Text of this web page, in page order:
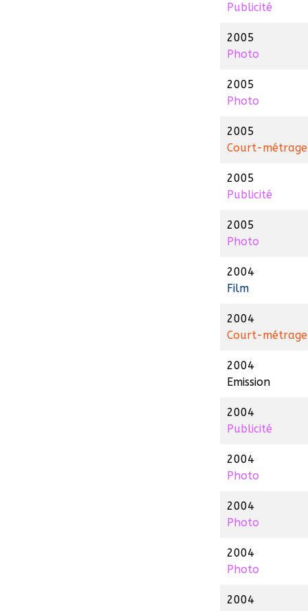
Publicité
2005
Photo
2005
Photo
2005
Court-métrage
2005
Publicité
2005
Photo
2004
Film
2004
Court-métrage
2004
Emission
2004
Publicité
2004
Photo
2004
Photo
2004
Photo
2004